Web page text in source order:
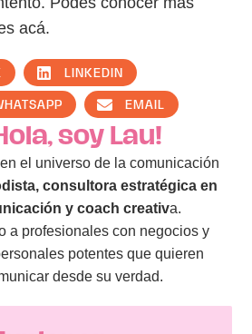
acá.
LINKEDIN
EMAIL
soy Lau!
el universo de la comunicación
consultora estratégica en
y coach creativa.
a profesionales con negocios y
potentes que quieren
desde su verdad.